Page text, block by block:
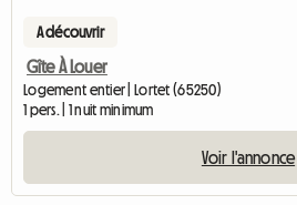
A découvrir
Gîte À Louer
Logement entier | Lortet (65250)
1 pers. | 1 nuit minimum
Voir l'annonce